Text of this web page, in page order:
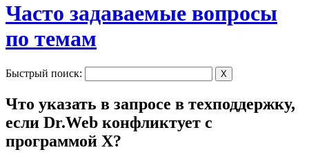
Часто задаваемые вопросы
по темам
Быстрый поиск: X
Что указать в запросе в техподдержку,
если Dr.Web конфликтует с
программой Х?